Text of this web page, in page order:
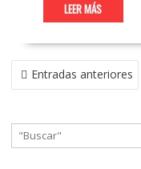
LEER MÁS
NAVEGACIÓN
DE Entradas anteriores